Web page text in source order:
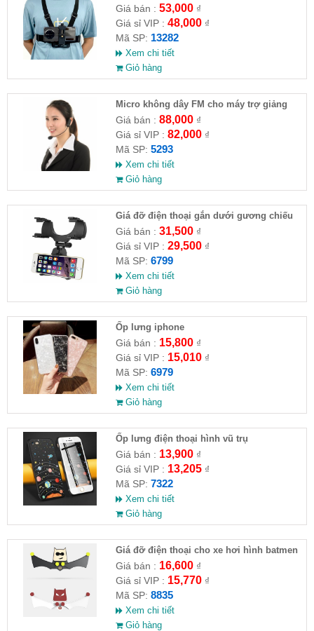
video hành trình
Giá bán : 53,000₫
Giá sỉ VIP : 48,000₫
Mã SP: 13282
Xem chi tiết
Giỏ hàng
Micro không dây FM cho máy trợ giảng
Giá bán : 88,000₫
Giá sỉ VIP : 82,000₫
Mã SP: 5293
Xem chi tiết
Giỏ hàng
Giá đỡ điện thoại gắn dưới gương chiếu
hậu xe hơi
Giá bán : 31,500₫
Giá sỉ VIP : 29,500₫
Mã SP: 6799
Xem chi tiết
Giỏ hàng
Ốp lưng iphone
Giá bán : 15,800₫
Giá sỉ VIP : 15,010₫
Mã SP: 6979
Xem chi tiết
Giỏ hàng
Ốp lưng điện thoại hình vũ trụ
Giá bán : 13,900₫
Giá sỉ VIP : 13,205₫
Mã SP: 7322
Xem chi tiết
Giỏ hàng
Giá đỡ điện thoại cho xe hơi hình batmen
Giá bán : 16,600₫
Giá sỉ VIP : 15,770₫
Mã SP: 8835
Xem chi tiết
Giỏ hàng